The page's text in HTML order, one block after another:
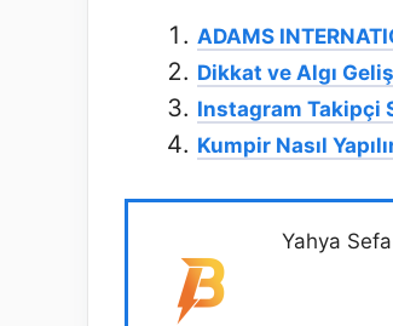
ADAMS
Dikkat ve Algı
Instagram Takipçi
Kumpir Nasıl
Yahya